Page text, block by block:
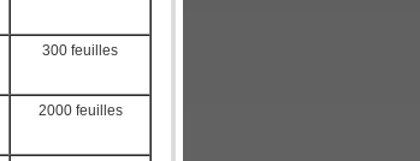
300 feuilles
2000 feuilles